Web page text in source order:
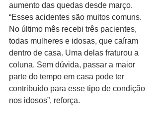
aumento das quedas desde março.
“Esses acidentes são muitos comuns.
No último mês recebi três pacientes,
todas mulheres e idosas, que caíram
dentro de casa. Uma delas fraturou a
coluna. Sem dúvida, passar a maior
parte do tempo em casa pode ter
contribuído para esse tipo de condição
nos idosos”, reforça.